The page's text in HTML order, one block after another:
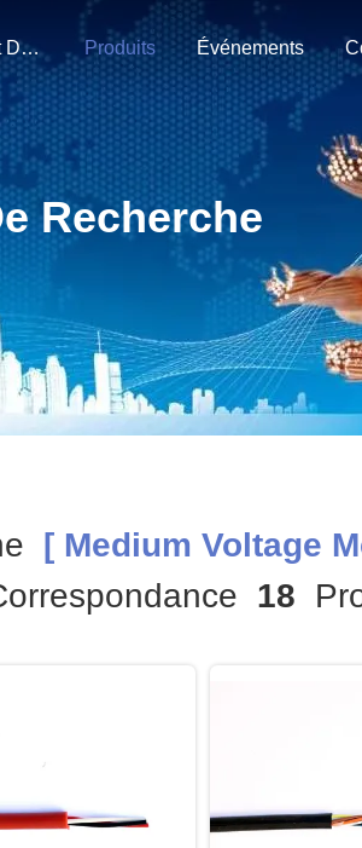
Au Sujet De Nous Produits Événements
Recherche
[ Medium Voltage
18